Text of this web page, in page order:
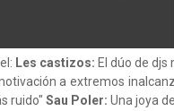
Les castizos: El dúo de
a extremos
ruido" Sau Poler:Una joya